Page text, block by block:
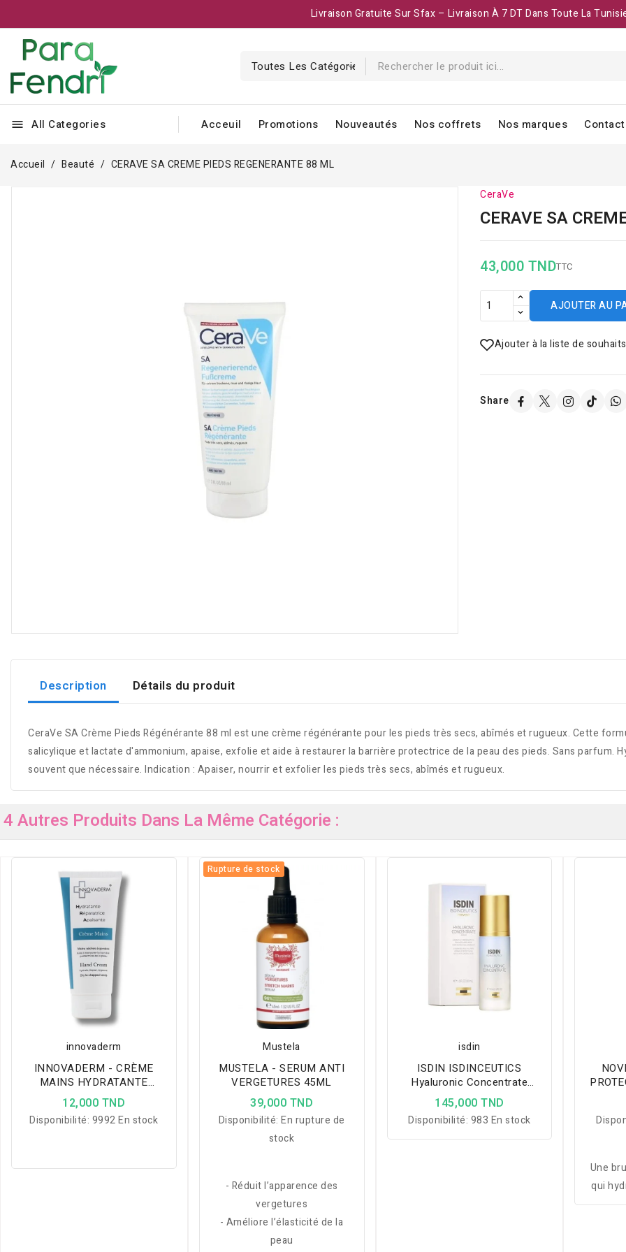
Livraison Gratuite Sur Sfax – Livraison À 7 DT Dans Toute La
menu All Categories Acceuil Promotions Nouveautés Nos coffrets Nos marques
Accueil Beauté CERAVE SA CREME PIEDS REGENERANTE 88 ML
CeraVe
CERAVE SA
43,000 TNDTTC
AJOUTER AU
Ajouter à la liste de souhaits
Share
Description Détails du produit
CeraVe SA Crème Pieds Régénérante 88 ml est une crème régénérante pour les pieds très secs, abîmés et rugueux. Cette
salicylique et lactate d'ammonium, apaise, exfolie et aide à restaurer la barrière protectrice de la peau des pieds. Sans parfum.
souvent que nécessaire. Indication : Apaiser, nourrir et exfolier les pieds très secs, abîmés et rugueux.
4 Autres Produits Dans La Même Catégorie :
innovaderm
INNOVADERM - CRÈME
MAINS HYDRATANTE
RÉPARATRICE APAISANTE
100ML
12,000 TND
Disponibilité: 9992 En stock
Rupture de stock
Mustela
MUSTELA - SERUM ANTI
VERGETURES 45ML
39,000 TND
Disponibilité:En rupture de
stock
- Réduit l’apparence des
vergetures
- Améliore l’élasticité de la
peau
isdin
ISDIN ISDINCEUTICS
Hyaluronic Concentrate
Serum 30ML
145,000 TND
Disponibilité: 983 En stock
Une
qui